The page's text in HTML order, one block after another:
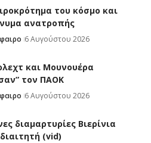
του κόσμο και
ανατροπής
6 Αυγούστου 2026
και Μουνουέρα
τον ΠΑΟΚ
6 Αυγούστου 2026
διαμαρτυρίες Βιερίνια
(vid)